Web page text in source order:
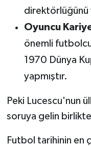
direktörlüğünü
Oyuncu
önemli
1970 Dünya
yapmıştır.
Peki Lucescu'nun
soruya gelin birlikte
Futbol tarihinin en